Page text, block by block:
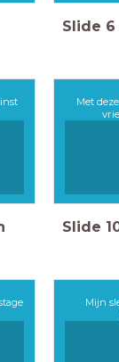
Slide 6
Met
Slide
Mijn